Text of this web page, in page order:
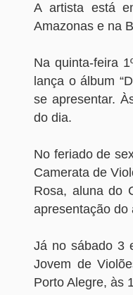
A artista está
Amazonas e na
Na quinta-feira
lança o álbum
se apresentar.
do dia.
No feriado de
Camerata de
Rosa, aluna do
apresentação do
Já no sábado 3
Jovem de
Porto Alegre, às